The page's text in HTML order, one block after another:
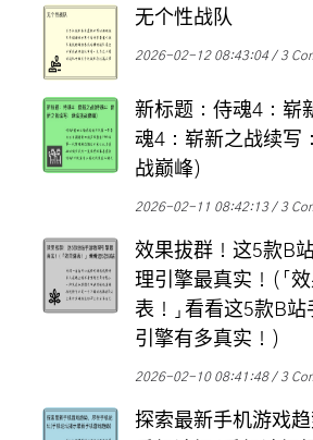
无个性战队
2026-02-12 08:43:04 3
新标题：侍魂4：崭
魂4：崭新之战续写
战巅峰)
2026-02-11 08:42:13 3
效果拔群！这5款B
理引擎最真实！(「
表！」看看这5款B
引擎有多真实！)
2026-02-10 08:41:48 3
探索最新手机游戏